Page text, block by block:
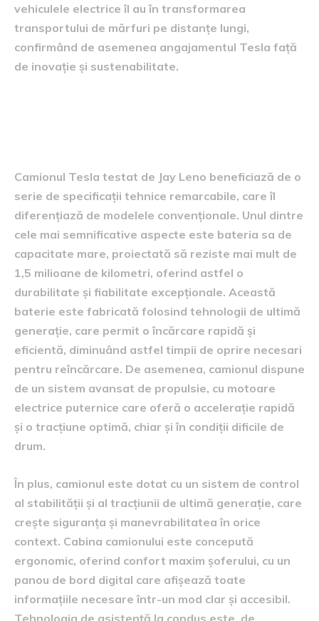
vehiculele electrice îl au în transformarea
transportului de mărfuri pe distanțe lungi,
confirmând de asemenea angajamentul Tesla față
de inovație și sustenabilitate.
Camionul Tesla testat de Jay Leno beneficiază de o
serie de specificații tehnice remarcabile, care îl
diferențiază de modelele convenționale. Unul dintre
cele mai semnificative aspecte este bateria sa de
capacitate mare, proiectată să reziste mai mult de
1,5 milioane de kilometri, oferind astfel o
durabilitate și fiabilitate excepționale. Această
baterie este fabricată folosind tehnologii de ultimă
generație, care permit o încărcare rapidă și
eficientă, diminuând astfel timpii de oprire necesari
pentru reîncărcare. De asemenea, camionul dispune
de un sistem avansat de propulsie, cu motoare
electrice puternice care oferă o accelerație rapidă
și o tracțiune optimă, chiar și în condiții dificile de
drum.
În plus, camionul este dotat cu un sistem de control
al stabilității și al tracțiunii de ultimă generație, care
crește siguranța și manevrabilitatea în orice
context. Cabina camionului este concepută
ergonomic, oferind confort maxim șoferului, cu un
panou de bord digital care afișează toate
informațiile necesare într-un mod clar și accesibil.
Tehnologia de asistență la condus este, de